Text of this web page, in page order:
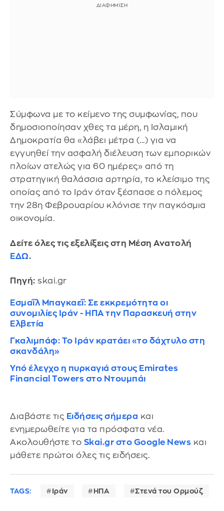
Σύμφωνα με το κείμενο της συμφωνίας, που
δημοσιοποίησαν χθες τα μέρη, η Ισλαμική
Δημοκρατία θα «λάβει μέτρα (...) για να
εγγυηθεί την ασφαλή διέλευση των εμπορικών
πλοίων ατελώς για 60 ημέρες» από τη
στρατηγική θαλάσσια αρτηρία, το κλείσιμο της
οποίας από το Ιράν όταν ξέσπασε ο πόλεμος
την 28η Φεβρουαρίου κλόνισε την παγκόσμια
οικονομία.
Δείτε όλες τις εξελίξεις στη Μέση Ανατολή
ΕΔΩ.
Πηγή: skai.gr
Εσμαΐλ Μπαγκαεΐ: Σε εκκρεμότητα οι
συνομιλίες Ιράν - ΗΠΑ την Παρασκευή στην
Ελβετία
Γκαλιμπάφ: Το Ιράν κρατάει «το δάχτυλο στη
σκανδάλη»
Υπό έλεγχο η πυρκαγιά στους Emirates
Financial Towers στο Ντουμπάι
Διαβάστε τις Ειδήσεις σήμερα και
ενημερωθείτε για τα πρόσφατα νέα.
Ακολουθήστε το Skai.gr στο Google News και
μάθετε πρώτοι όλες τις ειδήσεις.
TAGS: Ιράν ΗΠΑ Στενά του Ορμούζ